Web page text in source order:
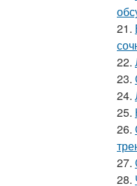
21.
22.
23.
24.
25.
26.
27.
28.